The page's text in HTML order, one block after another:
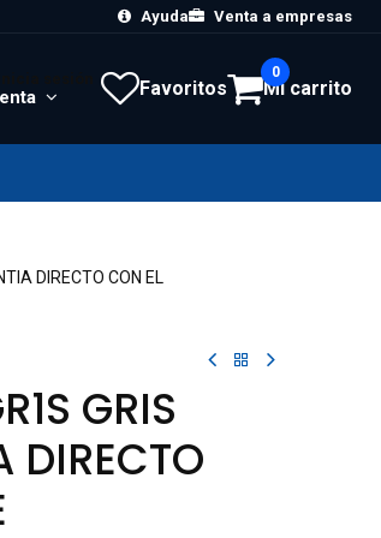
Ayuda Venta a empresas
Favoritos Mi carrito
0
DIRECTO CON EL
GRIS
DIRECTO